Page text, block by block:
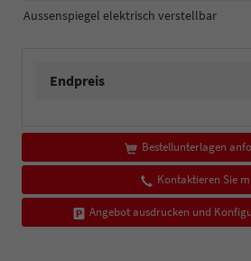
Aussenspiegel elektrisch verstellbar
Endpreis
Bestellunterlagen
Kontaktieren Sie
Angebot ausdrucken und